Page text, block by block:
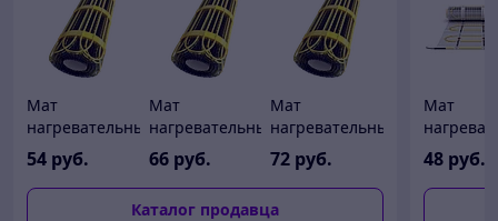
Мат
нагревательный
Теплолюкс 2Ж
75 Вт / 0,5
кв.м, Россия
54 руб.
Мат
нагревательный
Теплолюкс 2Ж
150 Вт / 1,0
кв.м, Россия
66 руб.
Мат
нагревательный
Теплолюкс 2Ж
225 Вт / 1,5
кв.м, Россия
72 руб.
Каталог продавца
Мат
75 Вт /
кв.м,
48 руб.